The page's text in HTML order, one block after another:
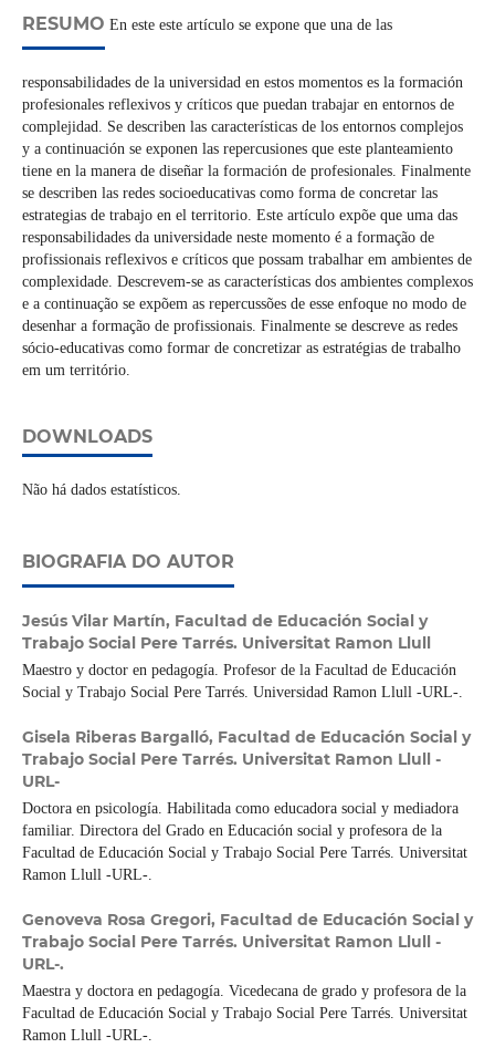
RESUMO En este este artículo se expone que una de las
responsabilidades de la universidad en estos momentos es la formación
profesionales reflexivos y críticos que puedan trabajar en entornos de
complejidad. Se describen las características de los entornos complejos
y a continuación se exponen las repercusiones que este planteamiento
tiene en la manera de diseñar la formación de profesionales. Finalmente
se describen las redes socioeducativas como forma de concretar las
estrategias de trabajo en el territorio. Este artículo expõe que uma das
responsabilidades da universidade neste momento é a formação de
profissionais reflexivos e críticos que possam trabalhar em ambientes de
complexidade. Descrevem-se as características dos ambientes complexos
e a continuação se expõem as repercussões de esse enfoque no modo de
desenhar a formação de profissionais. Finalmente se descreve as redes
sócio-educativas como formar de concretizar as estratégias de trabalho
em um território.
DOWNLOADS
Não há dados estatísticos.
BIOGRAFIA DO AUTOR
Jesús Vilar Martín, Facultad de Educación Social y
Trabajo Social Pere Tarrés. Universitat Ramon Llull
Maestro y doctor en pedagogía. Profesor de la Facultad de Educación
Social y Trabajo Social Pere Tarrés. Universidad Ramon Llull -URL-.
Gisela Riberas Bargalló, Facultad de Educación Social y
Trabajo Social Pere Tarrés. Universitat Ramon Llull -
URL-
Doctora en psicología. Habilitada como educadora social y mediadora
familiar. Directora del Grado en Educación social y profesora de la
Facultad de Educación Social y Trabajo Social Pere Tarrés. Universitat
Ramon Llull -URL-.
Genoveva Rosa Gregori, Facultad de Educación Social y
Trabajo Social Pere Tarrés. Universitat Ramon Llull -
URL-.
Maestra y doctora en pedagogía. Vicedecana de grado y profesora de la
Facultad de Educación Social y Trabajo Social Pere Tarrés. Universitat
Ramon Llull -URL-.